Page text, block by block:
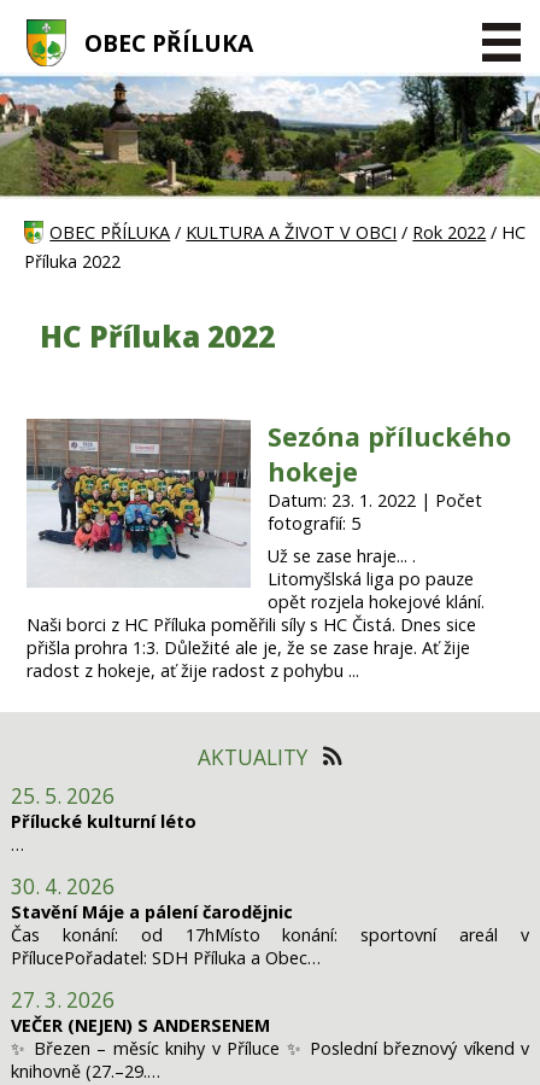
OBEC PŘÍLUKA
OBEC PŘÍLUKA / KULTURA A ŽIVOT V OBCI / Rok 2022 / HC
Příluka 2022
HC Příluka 2022
Sezóna příluckého
hokeje
Datum: 23. 1. 2022 | Počet
fotografií: 5
Už se zase hraje... .
Litomyšlská liga po pauze
opět rozjela hokejové klání.
Naši borci z HC Příluka poměřili síly s HC Čistá. Dnes sice
přišla prohra 1:3. Důležité ale je, že se zase hraje. Ať žije
radost z hokeje, ať žije radost z pohybu ...
AKTUALITY
25. 5. 2026
Přílucké kulturní léto
…
30. 4. 2026
Stavění Máje a pálení čarodějnic
Čas konání: od 17hMísto konání: sportovní areál v
PřílucePořadatel: SDH Příluka a Obec…
27. 3. 2026
VEČER (NEJEN) S ANDERSENEM
✨ Březen – měsíc knihy v Příluce ✨ Poslední březnový víkend v
knihovně (27.–29.…